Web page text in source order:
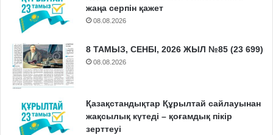
жаңа серпін қажет
08.08.2026
8 ТАМЫЗ, СЕНБІ, 2026 ЖЫЛ №85 (23 699)
08.08.2026
Қазақстандықтар Құрылтай сайлауынан
жақсылық күтеді – қоғамдық пікір
зерттеуі